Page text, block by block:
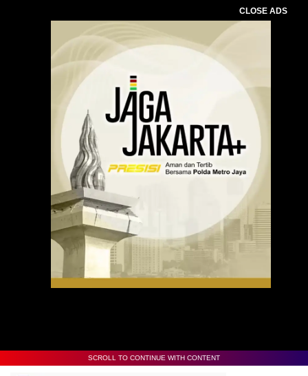
CLOSE ADS
SCROLL TO CONTINUE WITH CONTENT